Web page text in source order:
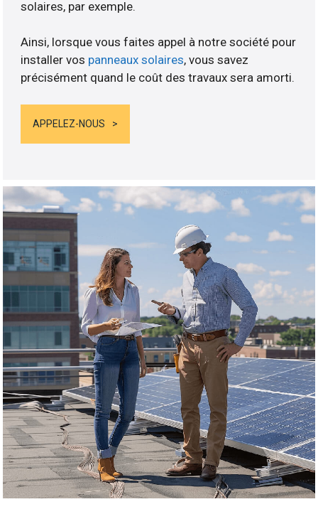
solaires, par exemple.
Ainsi, lorsque vous faites appel à notre société pour
installer vos panneaux solaires, vous savez
précisément quand le coût des travaux sera amorti.
APPELEZ-NOUS